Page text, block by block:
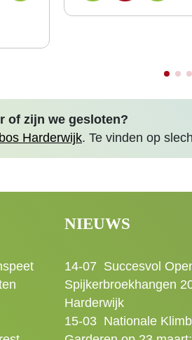
of zijn we gesloten?
Harderwijk. Te vinden op
NIEUWS
14-07 Succesvol
Spijkerbroekhangen
Harderwijk
15-03 Nationale